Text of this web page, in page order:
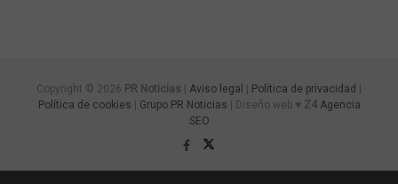
Copyright © 2026 PR Noticias | Aviso legal | Política de privacidad |
Política de cookies | Grupo PR Noticias | Diseño web ♥ Z4 Agencia
SEO